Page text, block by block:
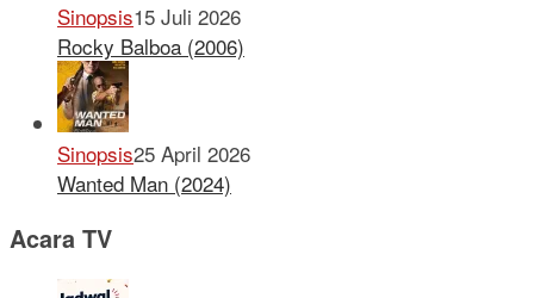
Sinopsis15 Juli 2026
Rocky Balboa (2006)
Sinopsis25 April 2026
Wanted Man (2024)
Acara TV